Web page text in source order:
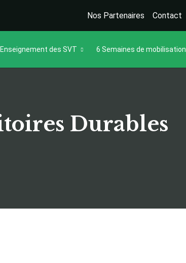
Nos Partenaires Contact
Enseignement des SVT 6 Semaines de mobilisation
Durables